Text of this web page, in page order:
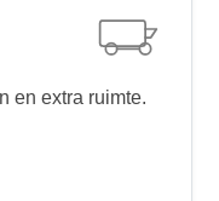
en extra ruimte.